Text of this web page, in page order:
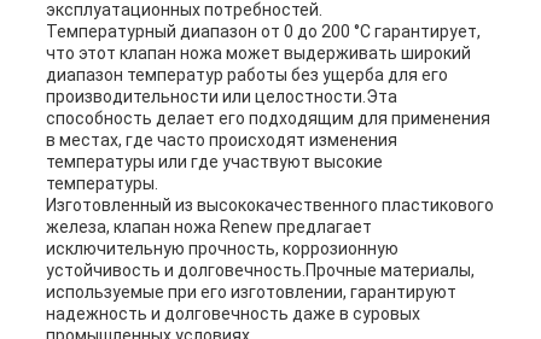
эксплуатационных потребностей.
Температурный диапазон от 0 до 200 °C гарантирует,
что этот клапан ножа может выдерживать широкий
диапазон температур работы без ущерба для его
производительности или целостности.Эта
способность делает его подходящим для применения
в местах, где часто происходят изменения
температуры или где участвуют высокие
температуры.
Изготовленный из высококачественного пластикового
железа, клапан ножа Renew предлагает
исключительную прочность, коррозионную
устойчивость и долговечность.Прочные материалы,
используемые при его изготовлении, гарантируют
надежность и долговечность даже в суровых